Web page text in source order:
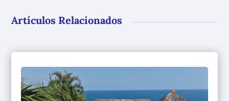
Artículos Relacionados